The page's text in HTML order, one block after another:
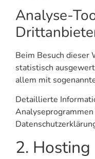
Analyse-
Beim Besuch dieser
statistisch
allem mit
Detaillierte
2. Hosting